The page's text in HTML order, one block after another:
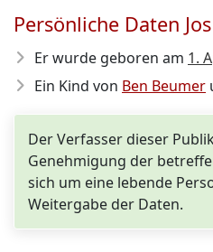
Persönliche Daten
Er wurde geboren am 1.
Ein Kind von Ben Beumer
Der Verfasser dieser
Genehmigung der
sich um eine lebende
Weitergabe der Daten.